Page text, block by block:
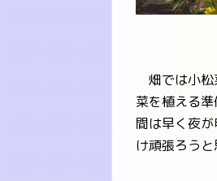
畑では小松
菜を植える
間は早く夜
け頑張ろうと